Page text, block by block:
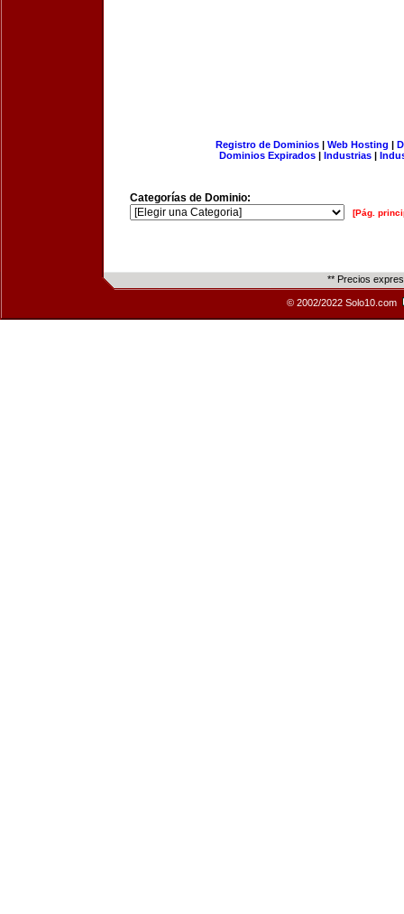
Registro de Dominios| Web Hosting |
Dominios Expirados | Industrias |
Categorías de Dominio:
[Pág.
** Precios
© 2002/2022 Solo10.com